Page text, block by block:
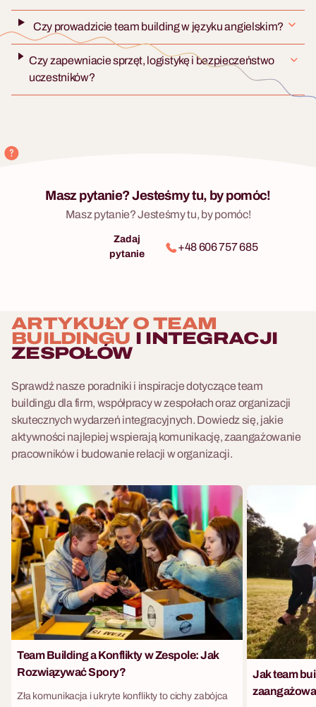
Czy prowadzicie team building w języku angielskim?
Czy zapewniacie sprzęt, logistykę i bezpieczeństwo
uczestników?
Masz pytanie? Jesteśmy tu, by pomóc!
Masz pytanie? Jesteśmy tu, by pomóc!
Zadaj
pytanie
+48 606 757 685
ARTYKUŁY O TEAM
BUILDINGU I INTEGRACJI
ZESPOŁÓW
Sprawdź nasze poradniki i inspiracje dotyczące team
buildingu dla firm, współpracy w zespołach oraz organizacji
skutecznych wydarzeń integracyjnych. Dowiedz się, jakie
aktywności najlepiej wspierają komunikację, zaangażowanie
pracowników i budowanie relacji w organizacji.
Team Building a Konflikty w Zespole: Jak
Rozwiązywać Spory?
Zła komunikacja i ukryte konflikty to cichy zabójca
Jak team